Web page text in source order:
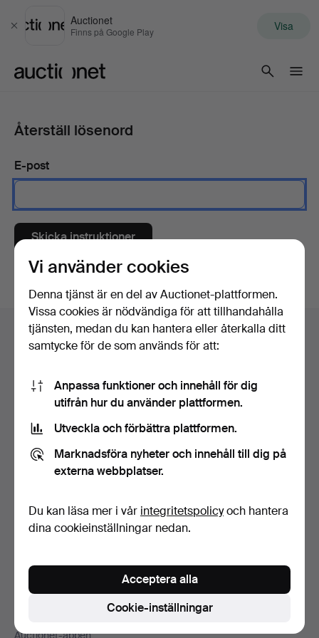
Stäng
Auctionet
Finns på Google Play Visa
Återställ lösenord
E-post
Skicka instruktioner
Sidfotsnavigation
Hjälp och kontakt
Kontakta support
Betalningsalternativ
Sociala medier
Auctionet
Press
Lediga jobb
Auctionets garanti
Mer från Auctionet
Auctionet-appen
Vi använder cookies
Denna tjänst är en del av Auctionet-plattformen.
Vissa cookies är nödvändiga för att tillhandahålla
tjänsten, medan du kan hantera eller återkalla ditt
samtycke för de som används för att:
Anpassa funktioner och innehåll för dig
utifrån hur du använder plattformen.
Utveckla och förbättra plattformen.
Marknadsföra nyheter och innehåll till dig på
externa webbplatser.
Du kan läsa mer i vår integritetspolicyoch hantera
dina cookieinställningar nedan.
Cookie-inställningar
Acceptera alla